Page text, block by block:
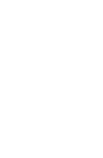
membakar dan air
tidak pula
mereka sebelum
(dunia, dari
mereka pula
Dan juga
kita mati serta
kita akan
adakah juga
dibangkitkan